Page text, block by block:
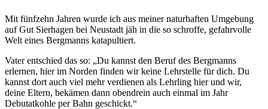
Mit fünfzehn Jahren wurde ich aus meiner naturhaften Umgebung
auf Gut Sierhagen bei Neustadt jäh in die so schroffe, gefahrvolle
Welt eines Bergmanns katapultiert.
Vater entschied das so:
Du kannst den Beruf des Bergmanns
erlernen, hier im Norden finden wir keine Lehrstelle für dich. Du
kannst dort auch viel mehr verdienen als Lehrling hier und wir,
deine Eltern, bekämen dann obendrein auch einmal im Jahr
Debutatkohle per Bahn geschickt.